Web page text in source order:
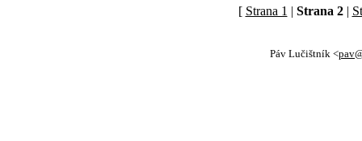
[ Strana 1 | Strana 2|
Páv Lučištník <